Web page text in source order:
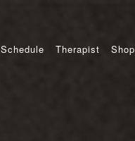
Schedule Therapist Shop